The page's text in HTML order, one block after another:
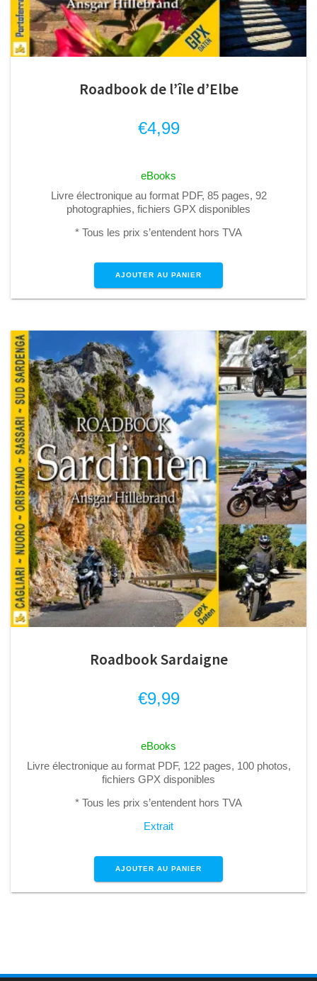
Roadbook de l’île d’Elbe
€4,99
eBooks
Livre électronique au format PDF, 85 pages, 92
photographies, fichiers GPX disponibles
* Tous les prix s’entendent hors TVA
AJOUTER AU PANIER
Roadbook Sardaigne
€9,99
eBooks
Livre électronique au format PDF, 122 pages, 100 photos,
fichiers GPX disponibles
* Tous les prix s’entendent hors TVA
Extrait
AJOUTER AU PANIER